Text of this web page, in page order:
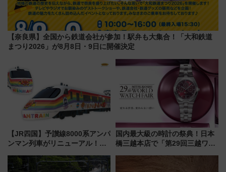
【奈良県】全国から鉄道会社が参加！駅弁も大集合！「大和鉄道
まつり2026」が8月8日・9日に開催決定
【JR四国】予讃線8000系アンパ
ンマン列車がリニューアル！内
今年12月
国内最大級の時計の祭典！日本
橋三越本店で「第29回三越ワー